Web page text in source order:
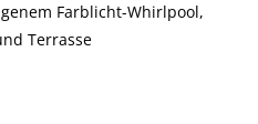
Farblicht-Whirlpool,
Terrasse